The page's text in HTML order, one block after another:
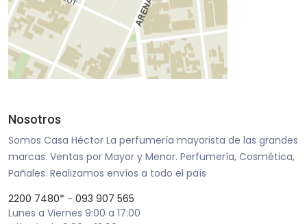
Nosotros
Somos Casa Héctor La perfumería mayorista de las grandes
marcas. Ventas por Mayor y Menor. Perfumería, Cosmética,
Pañales. Realizamos envíos a todo el país
2200 7480* - 093 907 565
Lunes a Viernes 9:00 a 17:00